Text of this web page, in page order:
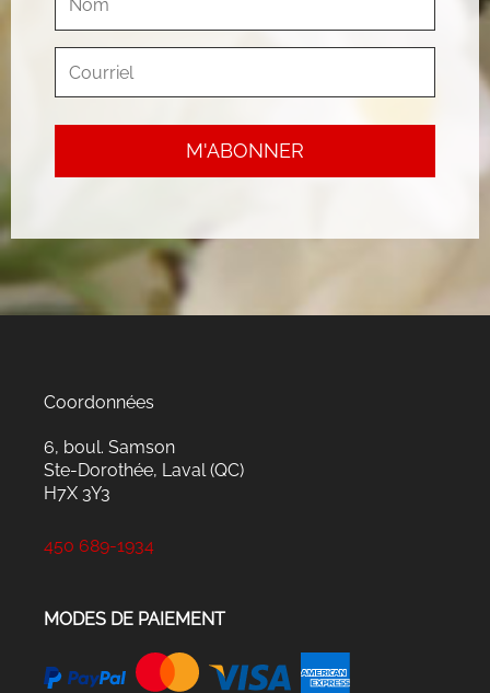
Coordonnées
6, boul. Samson
Ste-Dorothée, Laval (QC)
H7X 3Y3
450 689-1934
MODES DE PAIEMENT